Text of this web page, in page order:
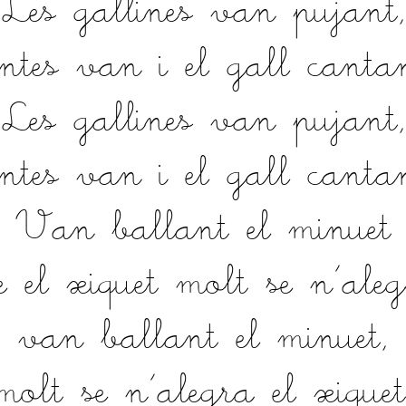
Les gallines van pujant,
van i el gall
Les gallines van pujant,
van i el gall
Van ballant el minuet
el xiquet molt se
van ballant el minuet,
se n'alegra el